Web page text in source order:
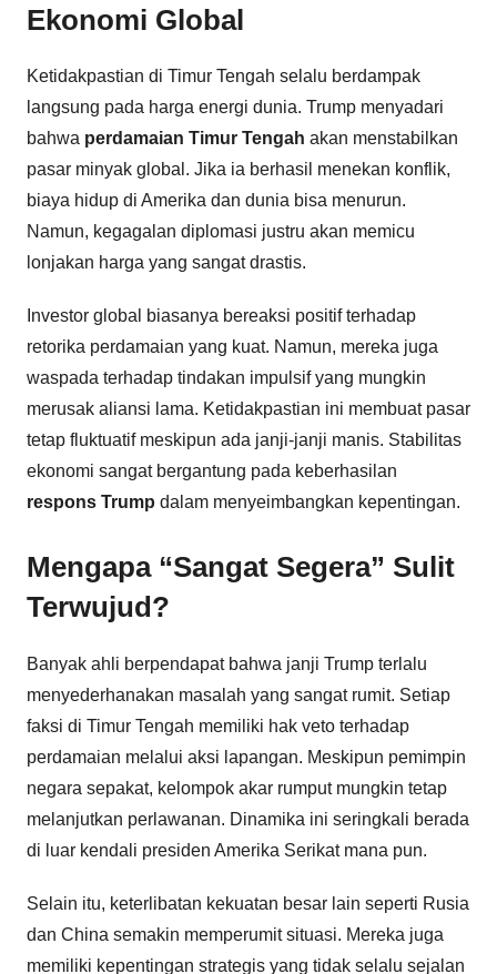
Ekonomi Global
Ketidakpastian di Timur Tengah selalu berdampak
langsung pada harga energi dunia. Trump menyadari
bahwa perdamaian Timur Tengah akan menstabilkan
pasar minyak global. Jika ia berhasil menekan konflik,
biaya hidup di Amerika dan dunia bisa menurun.
Namun, kegagalan diplomasi justru akan memicu
lonjakan harga yang sangat drastis.
Investor global biasanya bereaksi positif terhadap
retorika perdamaian yang kuat. Namun, mereka juga
waspada terhadap tindakan impulsif yang mungkin
merusak aliansi lama. Ketidakpastian ini membuat pasar
tetap fluktuatif meskipun ada janji-janji manis. Stabilitas
ekonomi sangat bergantung pada keberhasilan
respons Trump dalam menyeimbangkan kepentingan.
Mengapa “Sangat Segera” Sulit
Terwujud?
Banyak ahli berpendapat bahwa janji Trump terlalu
menyederhanakan masalah yang sangat rumit. Setiap
faksi di Timur Tengah memiliki hak veto terhadap
perdamaian melalui aksi lapangan. Meskipun pemimpin
negara sepakat, kelompok akar rumput mungkin tetap
melanjutkan perlawanan. Dinamika ini seringkali berada
di luar kendali presiden Amerika Serikat mana pun.
Selain itu, keterlibatan kekuatan besar lain seperti Rusia
dan China semakin memperumit situasi. Mereka juga
memiliki kepentingan strategis yang tidak selalu sejalan